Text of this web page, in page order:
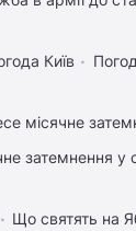
Київ
місячне
затемнення у
Що святять на